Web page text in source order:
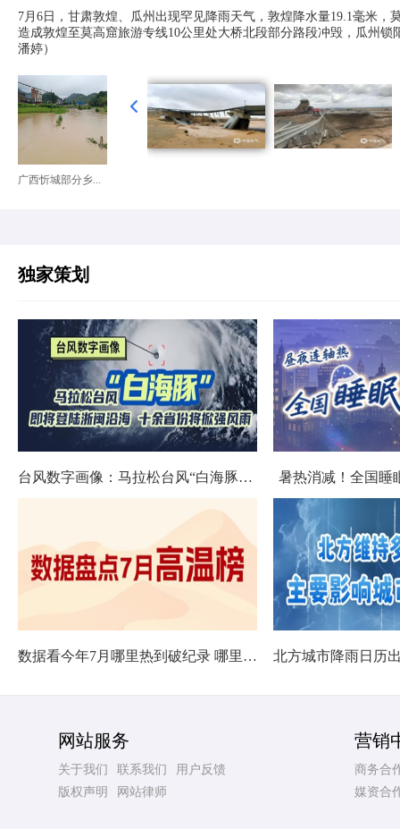
7月6日，甘肃敦煌、瓜州出现罕见降雨天气，敦煌降水量19.1毫米
造成敦煌至莫高窟旅游专线10公里处大桥北段部分路段冲毁，瓜州
潘婷）
广西忻城部分乡...
独家策划
台风数字画像：马拉松台风“白海豚”将影响十余省份 暑热消减！全国睡
数据看今年7月哪里热到破纪录 哪里暑热连轴转
网站服务
关于我们 联系我们
用户反馈
版权声明
网站律师
营销
商务合
媒资合